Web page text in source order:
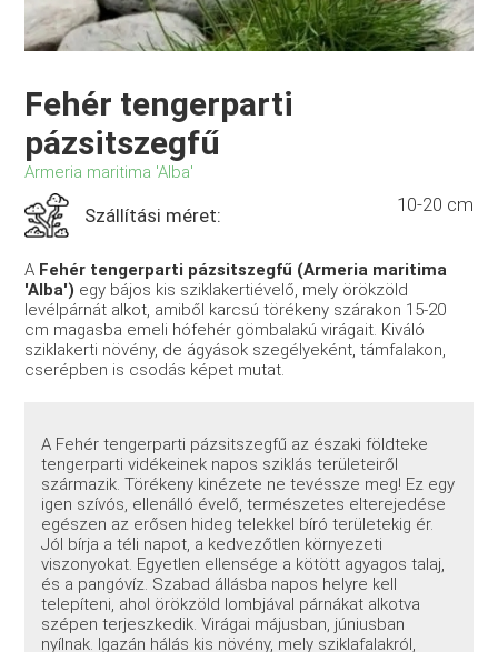
Fehér tengerparti
pázsitszegfű
Armeria maritima 'Alba'
Szállítási méret: 10-20 cm
A Fehér tengerparti pázsitszegfű (Armeria maritima
'Alba') egy bájos kis sziklakertiévelő, mely örökzöld
levélpárnát alkot, amiből karcsú törékeny szárakon 15-20
cm magasba emeli hófehér gömbalakú virágait. Kiváló
sziklakerti növény, de ágyások szegélyeként, támfalakon,
cserépben is csodás képet mutat.
A Fehér tengerparti pázsitszegfű az északi földteke
tengerparti vidékeinek napos sziklás területeiről
származik. Törékeny kinézete ne tevéssze meg! Ez egy
igen szívós, ellenálló évelő, természetes elterejedése
egészen az erősen hideg telekkel bíró területekig ér.
Jól bírja a téli napot, a kedvezőtlen környezeti
viszonyokat. Egyetlen ellensége a kötött agyagos talaj,
és a pangóvíz. Szabad állásba napos helyre kell
telepíteni, ahol örökzöld lombjával párnákat alkotva
szépen terjeszkedik. Virágai májusban, júniusban
nyílnak. Igazán hálás kis növény, mely sziklafalakról,